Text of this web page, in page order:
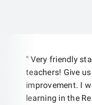
" Very friendly
teachers! Give
improvement. I
learning in the